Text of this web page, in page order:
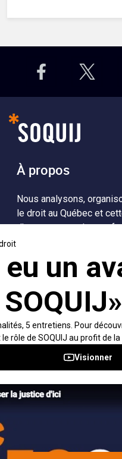
À propos
Nous analysons,
le droit au Québec et
d’accompagner les
population dans sa
Accès rapides
À propos
Nétiquette